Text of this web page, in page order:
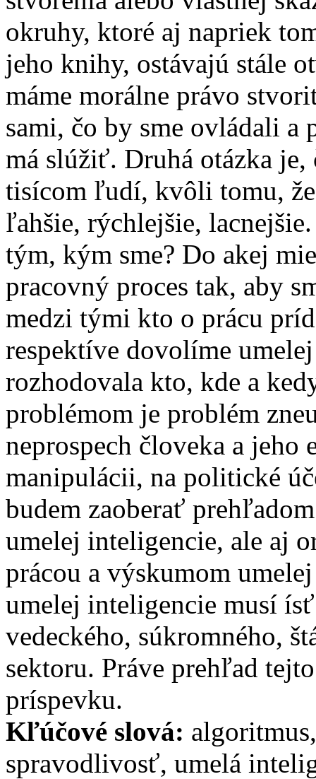
okruhy, ktoré aj napriek
jeho knihy, ostávajú stále
máme morálne právo
sami, čo by sme ovládali a
má slúžiť. Druhá otázka
tisícom ľudí, kvôli tomu,
ľahšie, rýchlejšie,
tým, kým sme? Do akej
pracovný proces tak, aby
medzi tými kto o prácu
respektíve dovolíme
rozhodovala kto, kde a
problémom je problém
neprospech človeka a
manipulácii, na politické
budem zaoberať
umelej inteligencie, ale aj
prácou a výskumom
umelej inteligencie musí
vedeckého, súkromného,
sektoru. Práve prehľad
príspevku.
Kľúčové slová:
spravodlivosť, umelá